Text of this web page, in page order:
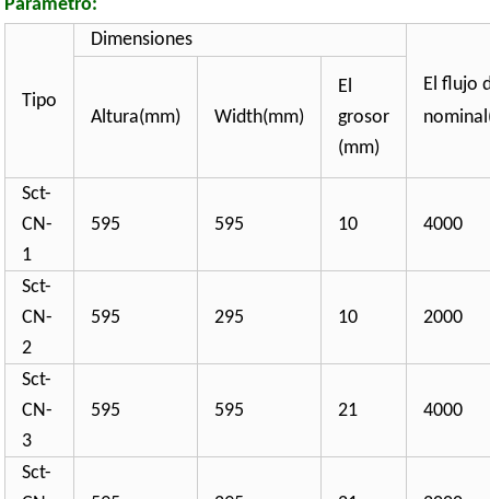
Parámetro:
Tipo
Dimensiones
El flujo
Altura(mm) Width(mm)
El
grosor
(mm)
Sct-
CN-
1
595 595 10 4000
Sct-
CN-
2
595 295 10 2000
Sct-
CN-
3
595 595 21 4000
Sct-